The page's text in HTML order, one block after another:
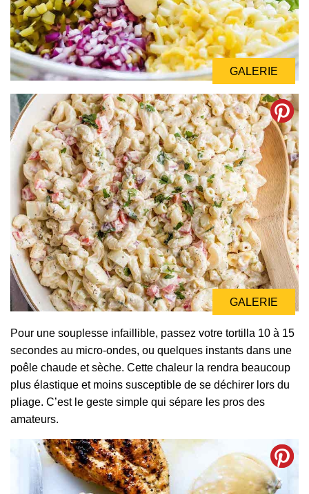
GALERIE
GALERIE
Pour une souplesse infaillible, passez votre tortilla 10 à 15
secondes au micro-ondes, ou quelques instants dans une
poêle chaude et sèche. Cette chaleur la rendra beaucoup
plus élastique et moins susceptible de se déchirer lors du
pliage. C’est le geste simple qui sépare les pros des
amateurs.